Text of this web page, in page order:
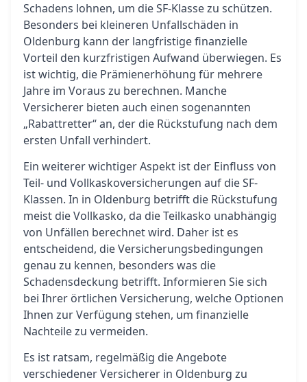
Schadens lohnen, um die SF-Klasse zu schützen.
Besonders bei kleineren Unfallschäden in
Oldenburg kann der langfristige finanzielle
Vorteil den kurzfristigen Aufwand überwiegen. Es
ist wichtig, die Prämienerhöhung für mehrere
Jahre im Voraus zu berechnen. Manche
Versicherer bieten auch einen sogenannten
„Rabattretter“ an, der die Rückstufung nach dem
ersten Unfall verhindert.
Ein weiterer wichtiger Aspekt ist der Einfluss von
Teil- und Vollkaskoversicherungen auf die SF-
Klassen. In in Oldenburg betrifft die Rückstufung
meist die Vollkasko, da die Teilkasko unabhängig
von Unfällen berechnet wird. Daher ist es
entscheidend, die Versicherungsbedingungen
genau zu kennen, besonders was die
Schadensdeckung betrifft. Informieren Sie sich
bei Ihrer örtlichen Versicherung, welche Optionen
Ihnen zur Verfügung stehen, um finanzielle
Nachteile zu vermeiden.
Es ist ratsam, regelmäßig die Angebote
verschiedener Versicherer in Oldenburg zu